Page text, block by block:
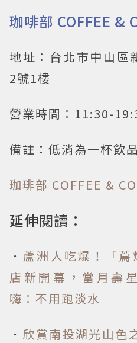
珈啡部 COFFEE &
地址：台北市中山區
2號1樓
營業時間：11:30-
備註：低消為一杯飲品
珈琲部 COFFEE &
延伸閱讀：
． 蘆洲人吃爆！「
店新開幕，當月壽
嗨：不用跑淡水
． 欣賞南投湖光山色